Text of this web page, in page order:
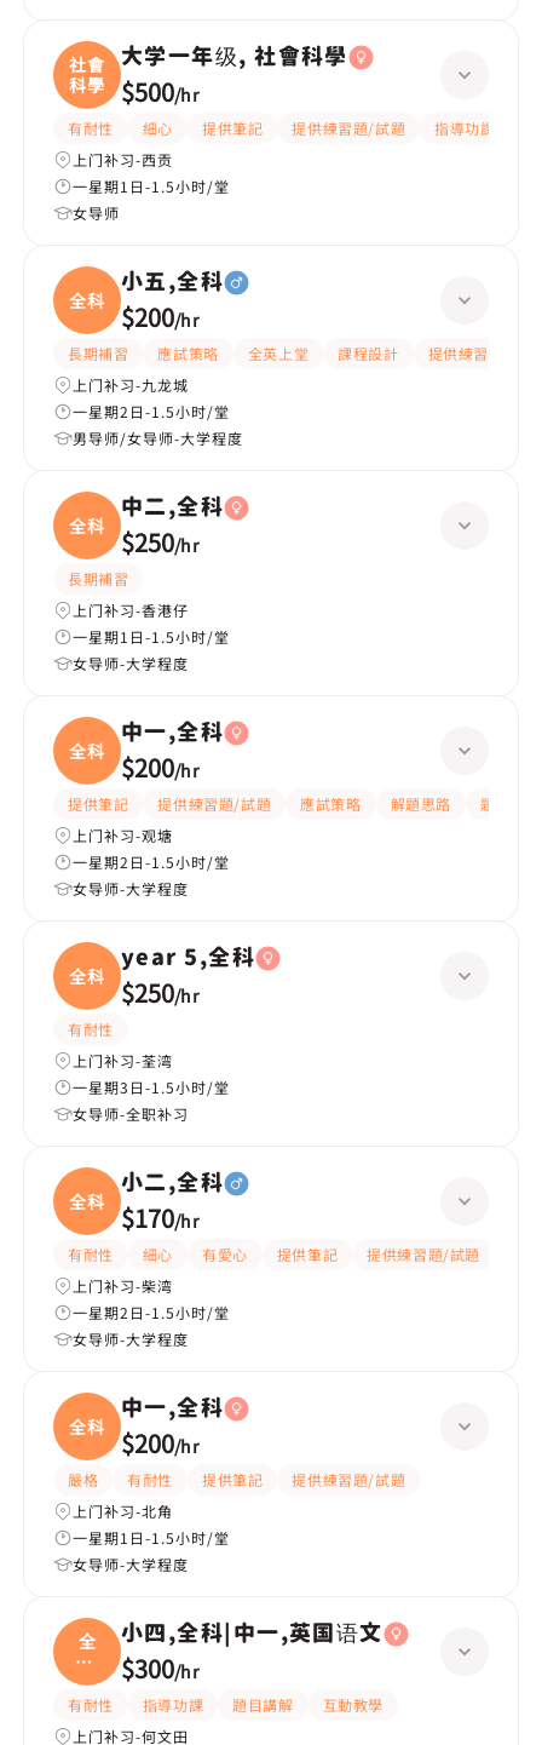
社會
科學
大学一年级, 社會科學
$500/hr
有耐性 細心 提供筆記 提供練習題/試題 指導功課
上门补习-西贡
一星期1日-1.5小时/堂
女导师
全科
小五,全科
$200/hr
長期補習 應試策略 全英上堂 課程設計
提供練習題/試題
上门补习-九龙城
一星期2日-1.5小时/堂
男导师/女导师-大学程度
全科
中二,全科
$250/hr
長期補習
上门补习-香港仔
一星期1日-1.5小时/堂
女导师-大学程度
全科
中一,全科
$200/hr
提供筆記 提供練習題/試題 應試策略 解題思路
題目講解
上门补习-观塘
一星期2日-1.5小时/堂
女导师-大学程度
全科
year 5,全科
$250/hr
有耐性
上门补习-荃湾
一星期3日-1.5小时/堂
女导师-全职补习
全科
小二,全科
$170/hr
有耐性 細心 有愛心 提供筆記 提供練習題/試題
上门补习-柴湾
一星期2日-1.5小时/堂
女导师-大学程度
全科
中一,全科
$200/hr
嚴格 有耐性 提供筆記
提供練習題/試題
上门补习-北角
一星期1日-1.5小时/堂
女导师-大学程度
全
科|
中一
小四,全科|中一,英国语文
$300/hr
有耐性 指導功課 題目講解
互動教學
上门补习-何文田